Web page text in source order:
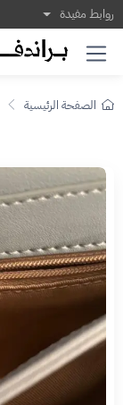
روابط مفيدة
الصفحة الرئيسية